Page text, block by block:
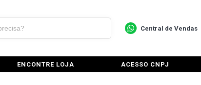
Central de Vendas
ENCONTRE LOJA ACESSO CNPJ